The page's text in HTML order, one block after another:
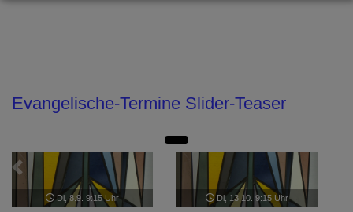
Evangelische-Termine Slider-Teaser
Di, 8.9. 9:15 Uhr
Di, 13.10. 9:15 Uhr
Zurück